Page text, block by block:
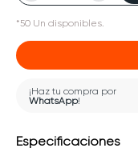
*50 Un disponibles.
¡Haz tu compra por
WhatsApp!
Especificaciones